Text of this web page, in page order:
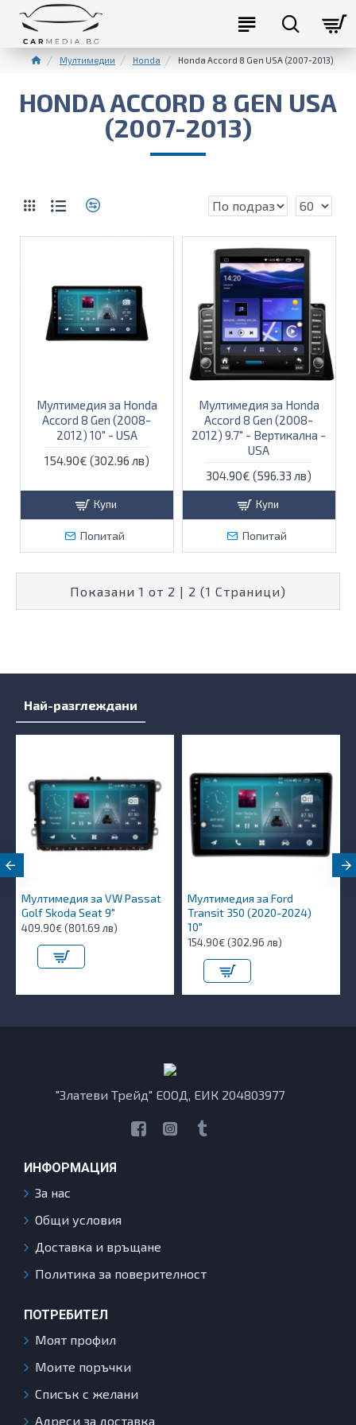
Мултимедии Honda Honda Accord 8 Gen USA (2007-2013)
HONDA ACCORD 8 GEN USA
(2007-2013)
Мултимедия за Honda
Accord 8 Gen (2008-
2012) 10" - USA
154.90€ (302.96 лв)
Купи
Попитай
Мултимедия за Honda
Accord 8 Gen (2008-
2012) 9.7" - Вертикална -
USA
304.90€ (596.33 лв)
Купи
Попитай
Показани 1 от 2 | 2 (1 Страници)
Най-разглеждани
Мултимедия за VW Passat
Golf Skoda Seat 9"
409.90€ (801.69 лв)
Мултимедия за Ford
Transit 350 (2020-2024)
10″
154.90€ (302.96 лв)
"Златеви Трейд" ЕООД, ЕИК 204803977
ИНФОРМАЦИЯ
За нас
Общи условия
Доставка и връщане
Политика за поверителност
ПОТРЕБИТЕЛ
Моят профил
Моите поръчки
Списък с желани
Адреси за доставка